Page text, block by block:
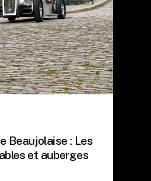
Beaujolaise : Les
et auberges